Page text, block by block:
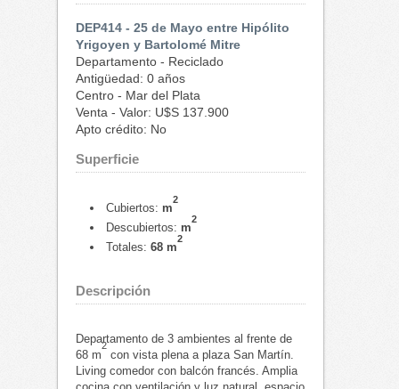
DEP414 - 25 de Mayo entre Hipólito
Yrigoyen y Bartolomé Mitre
Departamento - Reciclado
Antigüedad: 0 años
Centro - Mar del Plata
Venta - Valor: U$S 137.900
Apto crédito: No
Superficie
Cubiertos: m
2
Descubiertos: m
2
Totales: 68 m
2
Descripción
Departamento de 3 ambientes al frente de
68 m
2
con vista plena a plaza San Martín.
Living comedor con balcón francés. Amplia